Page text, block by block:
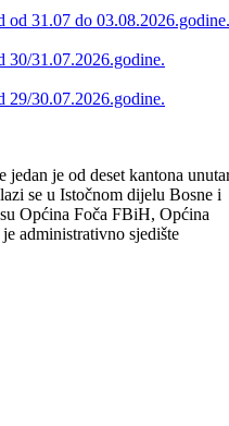
04.08.2026.godine.
od 31.07 do 03.08.2026.godine.